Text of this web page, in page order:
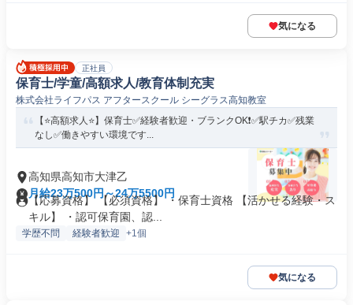
気になる
正社員
保育士/学童/高額求人/教育体制充実
株式会社ライフパス アフタースクール シーグラス高知教室
【⭐高額求人⭐】保育士✅経験者歓迎・ブランクOK❗️✅駅チカ✅残業
なし✅働きやすい環境です...
高知県高知市大津乙
月給23万500円～24万5500円
【応募資格】 【必須資格】 ・保育士資格 【活かせる経験・ス
キル】 ・認可保育園、認...
学歴不問 経験者歓迎 +1個
気になる